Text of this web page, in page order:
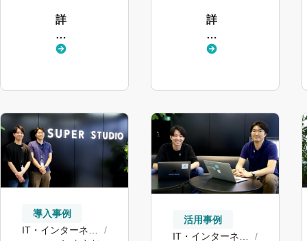
詳
し
く
詳
し
く
導入事例
IT・インターネッ
活用事例
IT・インターネッ